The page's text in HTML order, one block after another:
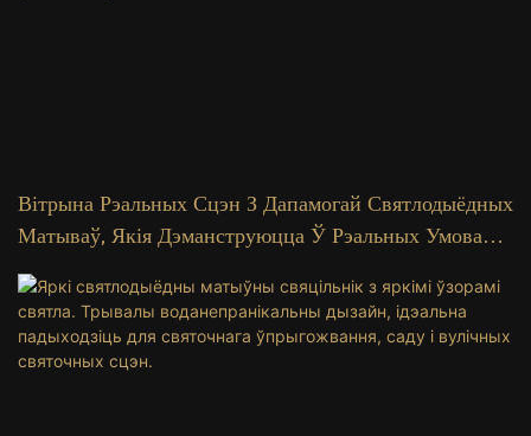
Вітрына Рэальных Сцэн З Дапамогай Святлодыёдных
Матываў, Якія Дэманструюцца Ў Рэальных Умовах,
Яркія Агні Ствараюць Цудоўныя Дэкаратыўныя
Эфекты Для Фестываляў